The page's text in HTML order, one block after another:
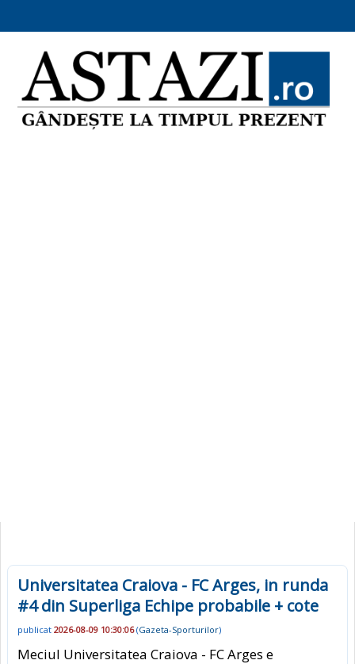
Universitatea Craiova - FC Arges, in runda
#4 din Superliga Echipe probabile + cote
publicat 2026-08-09 10:30:06(Gazeta-Sporturilor)
Meciul Universitatea Craiova - FC Arges e